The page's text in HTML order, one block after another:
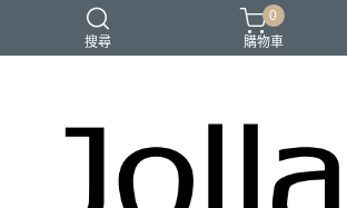
搜尋
母親節禮物
0
購物車